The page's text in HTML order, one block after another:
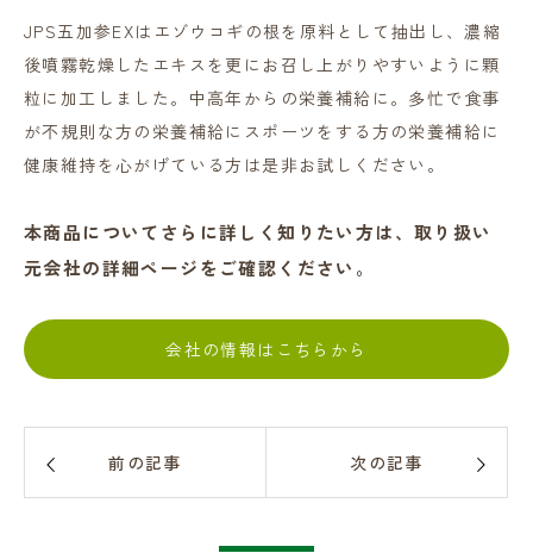
JPS五加参EXはエゾウコギの根を原料として抽出し、濃縮
後噴霧乾燥したエキスを更にお召し上がりやすいように顆
粒に加工しました。中高年からの栄養補給に。多忙で食事
が不規則な方の栄養補給にスポーツをする方の栄養補給に
健康維持を心がげている方は是非お試しください。
本商品についてさらに詳しく知りたい方は、取り扱い
元会社の詳細ページをご確認ください。
会社の情報はこちらから
前の記事 次の記事